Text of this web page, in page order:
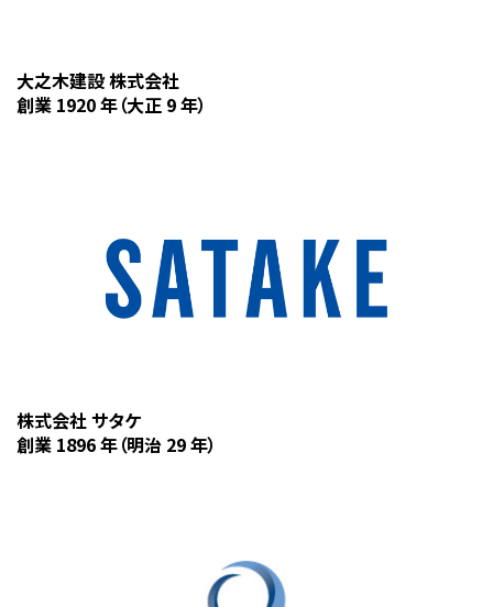
大之木建設 株式会社
創業 1920 年（大正 9 年）
株式会社 サタケ
創業 1896 年（明治 29 年）